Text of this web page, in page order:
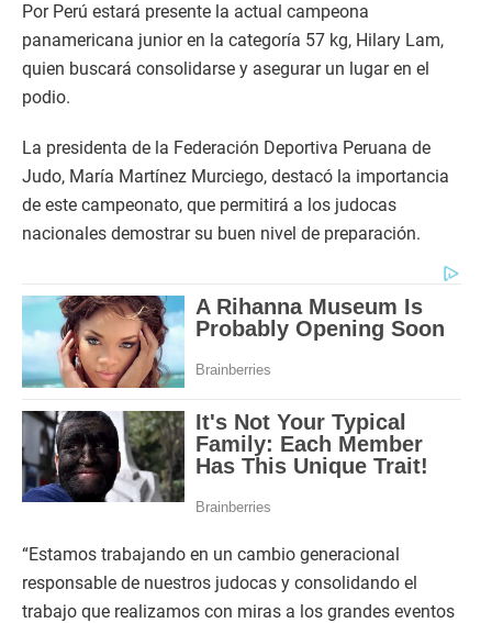
Por Perú estará presente la actual campeona
panamericana junior en la categoría 57 kg, Hilary Lam,
quien buscará consolidarse y asegurar un lugar en el
podio.
La presidenta de la Federación Deportiva Peruana de
Judo, María Martínez Murciego, destacó la importancia
de este campeonato, que permitirá a los judocas
nacionales demostrar su buen nivel de preparación.
“Estamos trabajando en un cambio generacional
responsable de nuestros judocas y consolidando el
trabajo que realizamos con miras a los grandes eventos